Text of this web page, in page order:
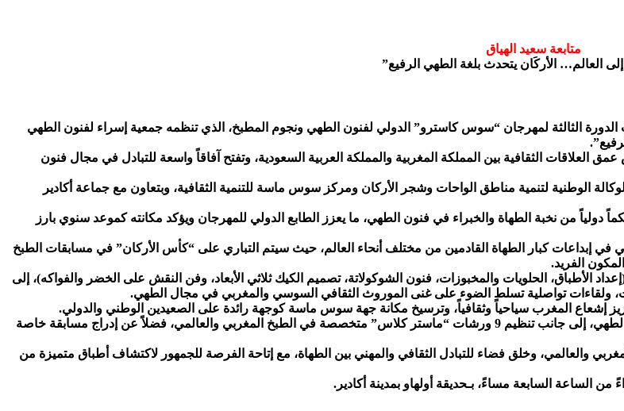
متابعة سعيد الهياق
العالم… الأركَان يتحدث بلغة الطهي الرفيع”
وأيت ملول، خلال الفترة الممتدة من 08 إلى 12 ماي 2026، فعاليات الدورة الثالثة لمهرجان “سوس كاسترو” الدولي لفنون الطهي ونجوم المطبخ، الذي تنظمه جمعية إسراء لفنون الطهي
الثقافية بين المملكة المغربية والمملكة العربية السعودية، وتفتح آفاقاً واسعة للتبادل في مجال فنون
الوطنية لتنمية مناطق الواحات وشجر الأركان ومركز سوس ماسة للتنمية الثقافية، وبتعاون مع جماعة أكادير
هذه الدورة مشاركة وازنة تضم أزيد من 300 مشارك ومشاركة، إلى جانب 50 حكماً دولياً من نخبة الطهاة والخبراء في فنون الطهي، ما يعزز الطابع الدولي للمهرجان ويؤكد مكانته كموعد سنوي بارز
في إبداعات كبار الطهاة القادمين من مختلف أنحاء العالم، حيث سيتم التباري على “كأس الأركان” في مسابقات الطبخ
الفريد.
الحلويات والمخبوزات، فنون الشوكولاتة، تصميم الكيك ثلاثي الأبعاد، وفن النقش على الخضر والفواكه)، إلى
ولقاءات تواصلية تسلط الضوء على غنى الموروث الثقافي السوسي والمغربي في مجال الطهي.
إشعاع المغرب سياحياً وثقافياً، وترسيخ مكانة جهة سوس ماسة كوجهة رائدة على الصعيدين الوطني والدولي.
كما ستعرف هذه الدورة تكريم عدد من الشخصيات الوطنية والدولية البارزة في مجال الطهي، إلى جانب تنظيم 9 ورشات “ماستر كلاس” متخصصة في الطبخ المغربي والعالمي، فضلاً عن إدراج مسابقة خاصة
والعالمي، وخلق فضاء للتبادل الثقافي والمهني بين الطهاة، مع إتاحة الفرصة للجمهور لاكتشاف أطباق متميزة من